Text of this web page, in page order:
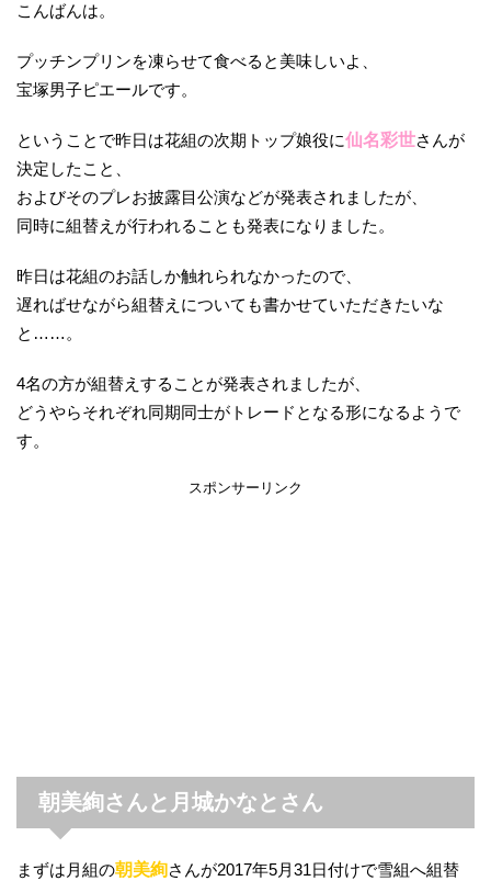
こんばんは。
プッチンプリンを凍らせて食べると美味しいよ、
宝塚男子ピエールです。
ということで昨日は花組の次期トップ娘役に仙名彩世さんが
決定したこと、
およびそのプレお披露目公演などが発表されましたが、
同時に組替えが行われることも発表になりました。
昨日は花組のお話しか触れられなかったので、
遅ればせながら組替えについても書かせていただきたいな
と……。
4名の方が組替えすることが発表されましたが、
どうやらそれぞれ同期同士がトレードとなる形になるようで
す。
スポンサーリンク
朝美絢さんと月城かなとさん
まずは月組の朝美絢さんが2017年5月31日付けで雪組へ組替